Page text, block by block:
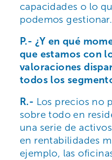
capacidades o lo
podemos gestionar.
P.- ¿Y en qué
que estamos con
valoraciones
todos los
R.- Los precios no
sobre todo en
una serie de
en rentabilidades
ejemplo, las